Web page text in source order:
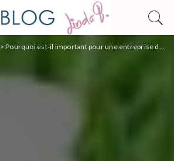
>Pourquoi est-il important pour une entreprise de prendre un contrat de cyber assurance ?